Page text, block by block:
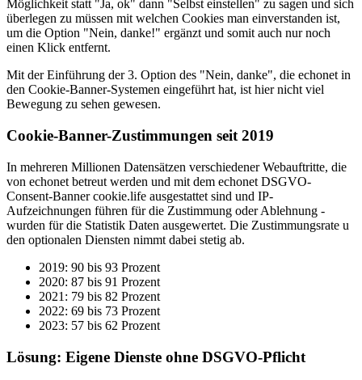
Möglichkeit statt "Ja, ok" dann "Selbst einstellen" zu sagen und sich
überlegen zu müssen mit welchen Cookies man einverstanden ist,
um die Option "Nein, danke!" ergänzt und somit auch nur noch
einen Klick entfernt.
Mit der Einführung der 3. Option des "Nein, danke", die echonet in
den Cookie-Banner-Systemen eingeführt hat, ist hier nicht viel
Bewegung zu sehen gewesen.
Cookie-Banner-Zustimmungen seit 2019
In mehreren Millionen Datensätzen verschiedener Webauftritte, die
von echonet betreut werden und mit dem echonet DSGVO-
Consent-Banner cookie.life ausgestattet sind und IP-
Aufzeichnungen führen für die Zustimmung oder Ablehnung -
wurden für die Statistik Daten ausgewertet. Die Zustimmungsrate u
den optionalen Diensten nimmt dabei stetig ab.
2019: 90 bis 93 Prozent
2020: 87 bis 91 Prozent
2021: 79 bis 82 Prozent
2022: 69 bis 73 Prozent
2023: 57 bis 62 Prozent
Lösung: Eigene Dienste ohne DSGVO-Pflicht